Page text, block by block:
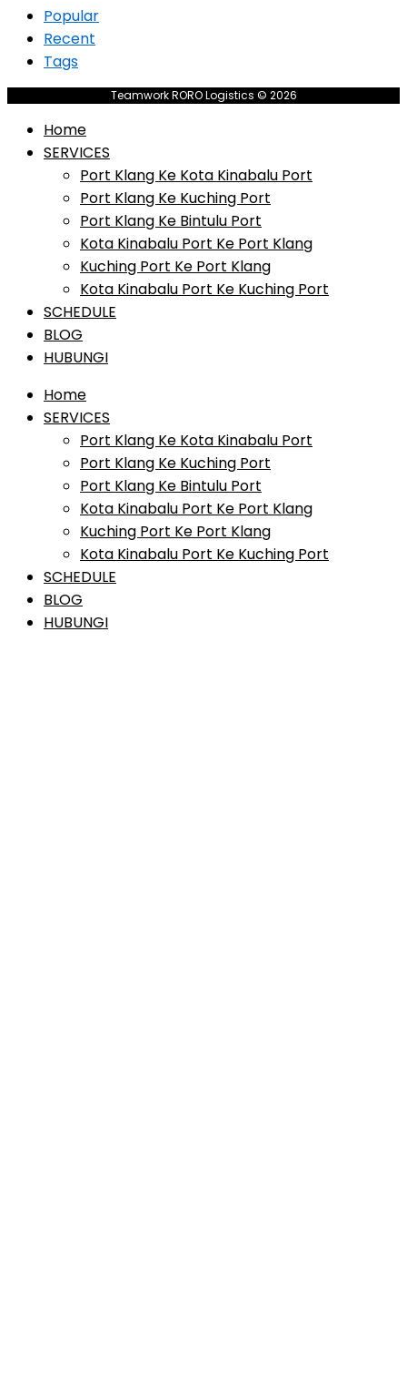
Popular
Recent
Tags
Teamwork RORO Logistics © 2026
Home
SERVICES
Port Klang Ke Kota Kinabalu Port
Port Klang Ke Kuching Port
Port Klang Ke Bintulu Port
Kota Kinabalu Port Ke Port Klang
Kuching Port Ke Port Klang
Kota Kinabalu Port Ke Kuching Port
SCHEDULE
BLOG
HUBUNGI
Home
SERVICES
Port Klang Ke Kota Kinabalu Port
Port Klang Ke Kuching Port
Port Klang Ke Bintulu Port
Kota Kinabalu Port Ke Port Klang
Kuching Port Ke Port Klang
Kota Kinabalu Port Ke Kuching Port
SCHEDULE
BLOG
HUBUNGI